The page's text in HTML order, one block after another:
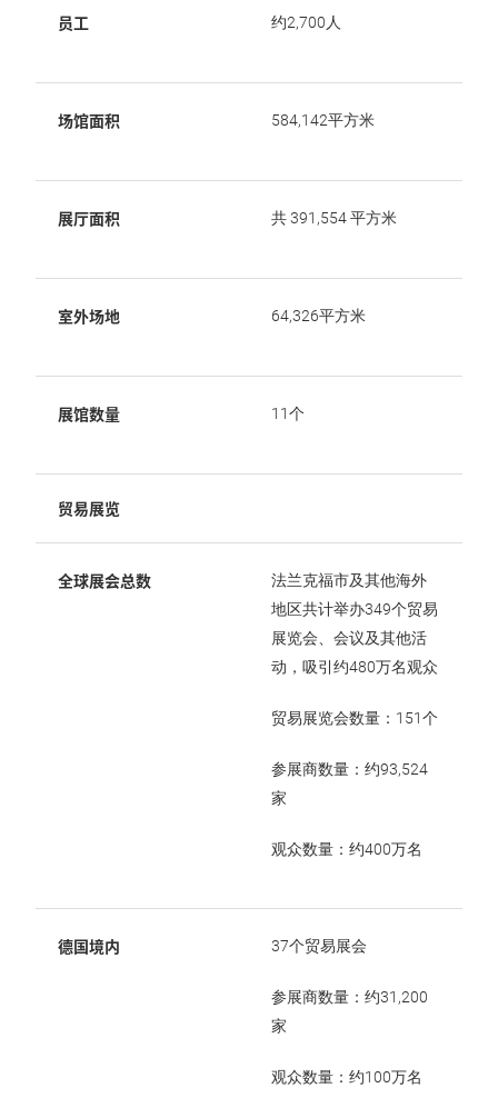
员工 约2,700人
场馆面积 584,142平方米
展厅面积 共 391,554 平方米
室外场地 64,326平方米
展馆数量 11个
贸易展览
全球展会总数
法兰克福市及其他海外
地区共计举办349个贸易
展览会、会议及其他活
动，吸引约480万名观众
贸易展览会数量：151个
参展商数量：约93,524
家
观众数量：约400万名
德国境内 37个贸易展会
参展商数量：约31,200
家
观众数量：约100万名